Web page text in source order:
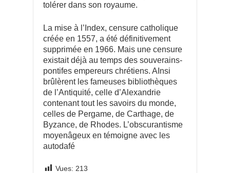
tolérer dans son royaume.
La mise à l’Index, censure catholique
créée en 1557, a été définitivement
supprimée en 1966. Mais une censure
existait déjà au temps des souverains-
pontifes empereurs chrétiens. AInsi
brûlèrent les fameuses bibliothèques
de l’Antiquité, celle d’Alexandrie
contenant tout les savoirs du monde,
celles de Pergame, de Carthage, de
Byzance, de Rhodes. L’obscurantisme
moyenâgeux en témoigne avec les
autodafé
Vues: 213